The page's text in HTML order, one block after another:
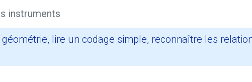
instruments
lire un codage simple, reconnaître les